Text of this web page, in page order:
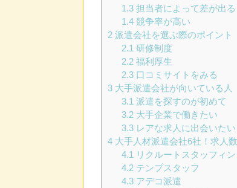
1.3担当者によって差が出る
1.4競争率が高い
2 派遣会社を選ぶ際のポイント
2.1 研修制度
2.2福利厚生
2.3口コミサイトをみる
3 大手派遣会社が向いている人
3.1 派遣を探すのが初めて
3.2大手企業で働きたい
3.3レアな求人に出会いたい
4 大手人材派遣会社6社！求人
4.1 リクルートスタッフィ
4.2テンプスタッフ
4.3アデコ派遣